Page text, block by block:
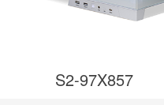
S2-97X857